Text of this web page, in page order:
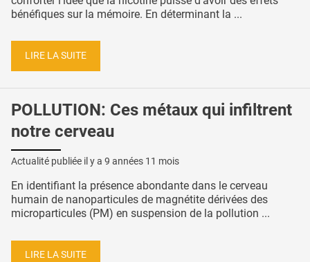
bénéfiques sur la mémoire. En déterminant la ...
LIRE LA SUITE
POLLUTION: Ces métaux qui infiltrent
notre cerveau
Actualité publiée il y a 9 années 11 mois
En identifiant la présence abondante dans le cerveau
humain de nanoparticules de magnétite dérivées des
microparticules (PM) en suspension de la pollution ...
LIRE LA SUITE